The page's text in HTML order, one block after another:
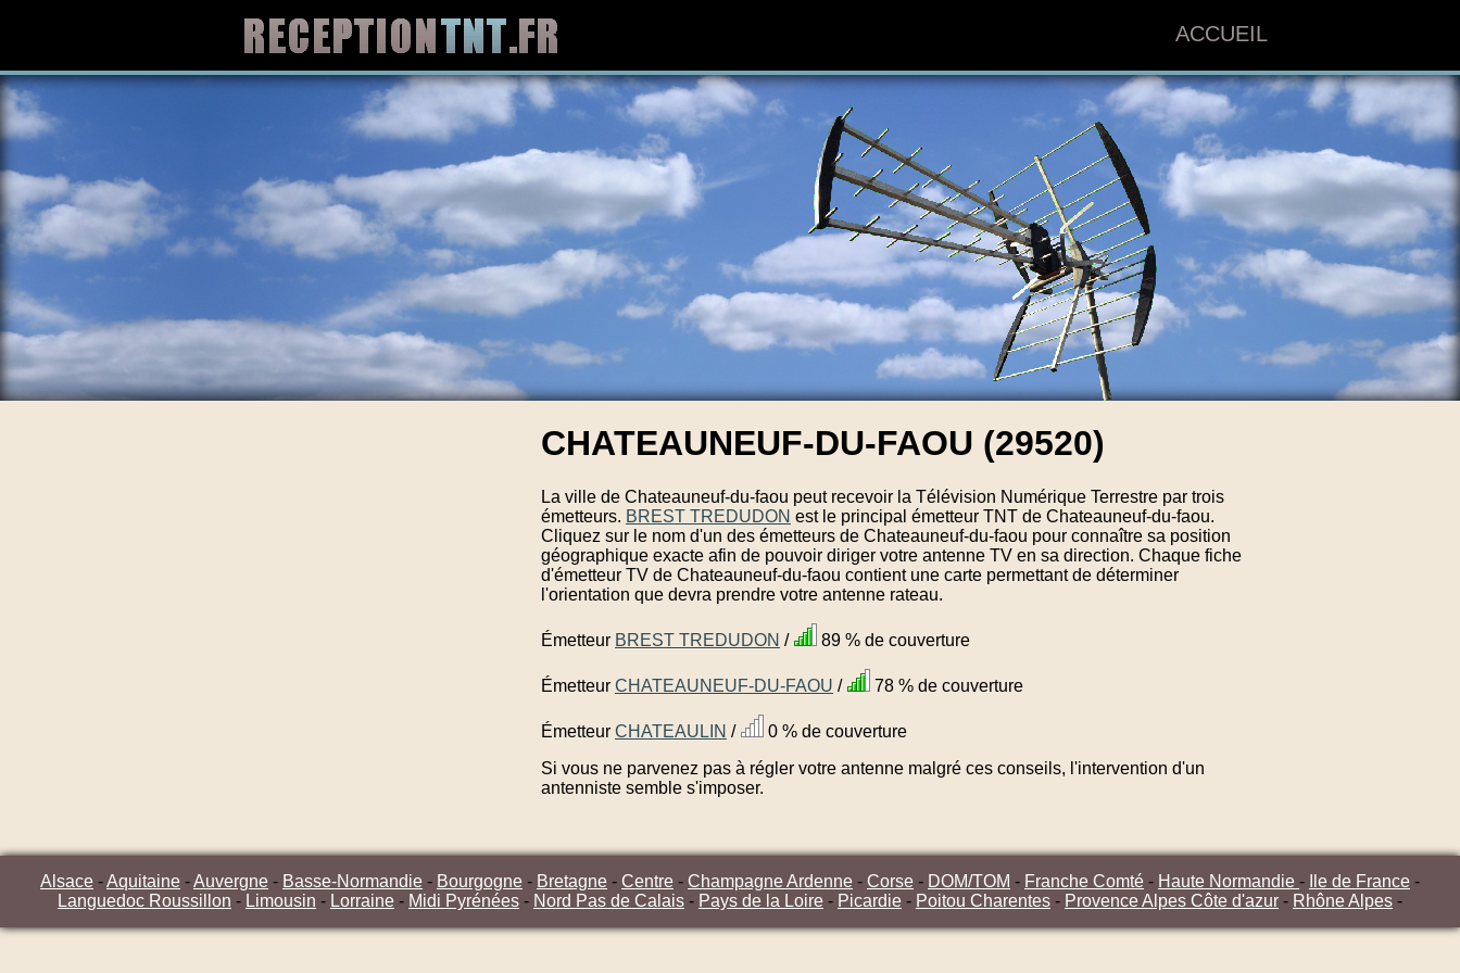
ACCUEIL
CHATEAUNEUF-DU-FAOU (29520)
La ville de Chateauneuf-du-faou peut recevoir la Télévision Numérique Terrestre par trois
émetteurs. BREST TREDUDON est le principal émetteur TNT de Chateauneuf-du-faou.
Cliquez sur le nom d'un des émetteurs de Chateauneuf-du-faou pour connaître sa position
géographique exacte afin de pouvoir diriger votre antenne TV en sa direction. Chaque fiche
d'émetteur TV de Chateauneuf-du-faou contient une carte permettant de déterminer
l'orientation que devra prendre votre antenne rateau.
Émetteur BREST TREDUDON / 89 % de couverture
Émetteur CHATEAUNEUF-DU-FAOU / 78 % de couverture
Émetteur CHATEAULIN /
0 % de couverture
Si vous ne parvenez pas à régler votre antenne malgré ces conseils, l'intervention d'un
antenniste semble s'imposer.
Alsace -Aquitaine -Auvergne - Basse-Normandie - Bourgogne - Bretagne - Centre - Champagne Ardenne - Corse - DOM/TOM - Franche Comté - Haute Normandie - Ile de France -
Languedoc Roussillon - Limousin - Lorraine - Midi Pyrénées - Nord Pas de Calais - Pays de la Loire - Picardie - Poitou Charentes - Provence Alpes Côte d'azur - Rhône Alpes -